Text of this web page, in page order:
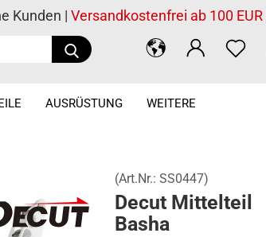
Suche...
Kunden | Versandkostenfrei ab 100 EUR
AUSRÜSTUNG WEITERE
(Art.Nr.: SS0447)
Decut Mittelteil
Basha